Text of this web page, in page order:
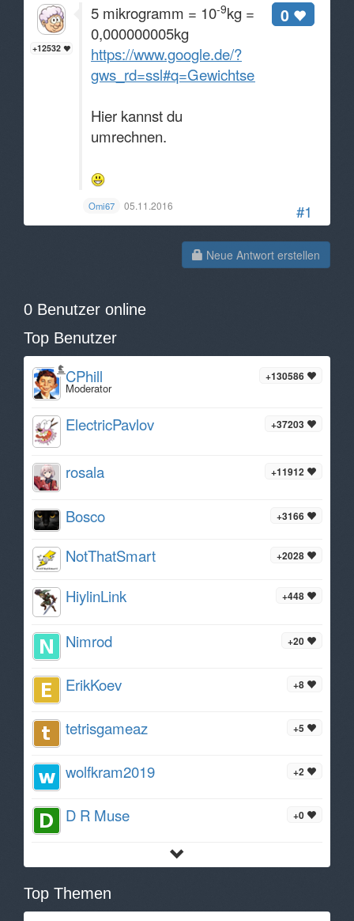
#1
+12532
0
5 mikrogramm = 10-9kg =
0,000000005kg
https://www.google.de/?
Hier kannst du
umrechnen.
Omi67 05.11.2016
Neue Antwort erstellen
0 Benutzer online
Top Benutzer
+130586
CPhill
Moderator
+37203
ElectricPavlov
+11912
rosala
+3166
Bosco
+2028
NotThatSmart
+448
HiylinLink
+20
Nimrod
+8
ErikKoev
+5
tetrisgameaz
+2
wolfkram2019
+0
D R Muse
Top Themen